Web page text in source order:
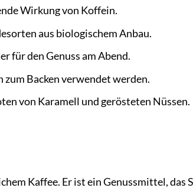
Wirkung von Koffein.
aus biologischem Anbau.
für den Genuss am Abend.
Backen verwendet werden.
von Karamell und gerösteten Nüssen.
Kaffee. Er ist ein Genussmittel, das